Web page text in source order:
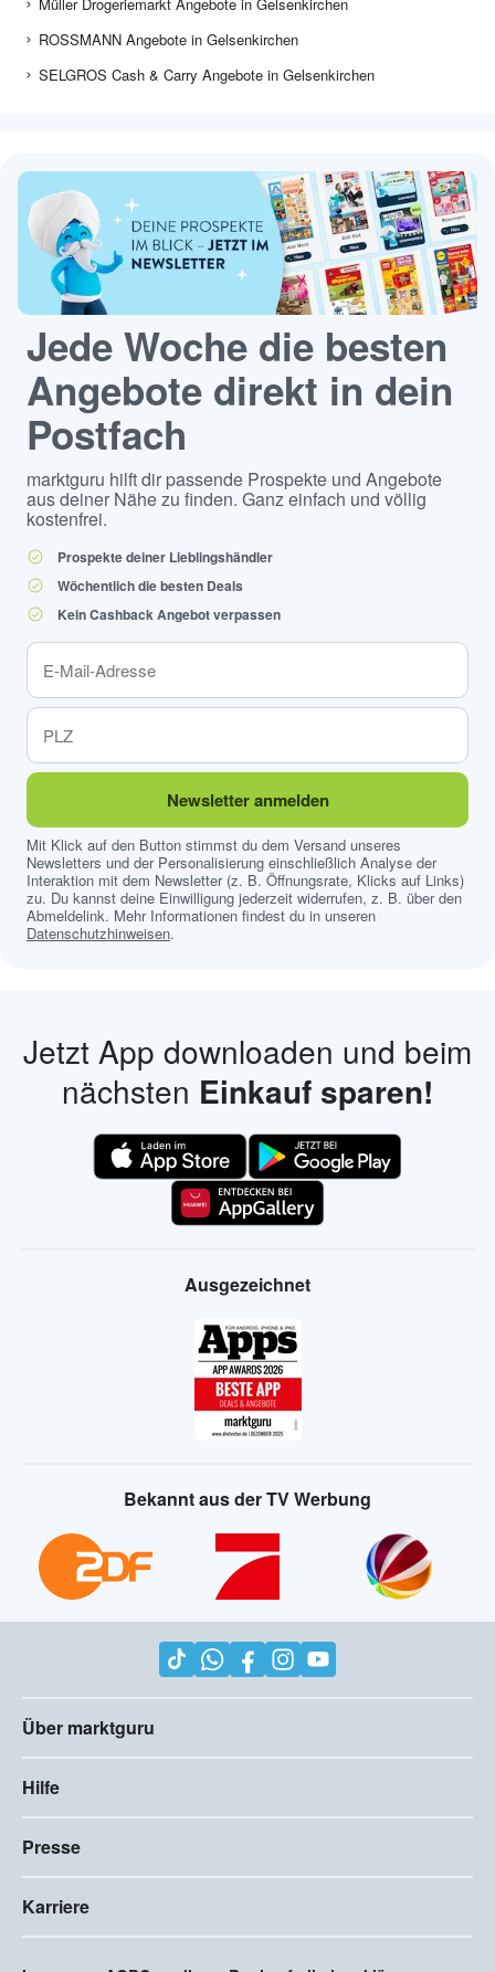
ROSSMANN Angebote in Gelsenkirchen
SELGROS Cash & Carry Angebote in Gelsenkirchen
Jede Woche die besten
Angebote direkt in dein
Postfach
marktguru hilft dir passende Prospekte und Angebote
aus deiner Nähe zu finden. Ganz einfach und völlig
kostenfrei.
Prospekte deiner Lieblingshändler
Wöchentlich die besten Deals
Kein Cashback Angebot verpassen
Newsletter anmelden
Mit Klick auf den Button stimmst du dem Versand unseres
Newsletters und der Personalisierung einschließlich Analyse der
Interaktion mit dem Newsletter (z. B. Öffnungsrate, Klicks auf Links)
zu. Du kannst deine Einwilligung jederzeit widerrufen, z. B. über den
Abmeldelink. Mehr Informationen findest du in unseren
Datenschutzhinweisen.
Jetzt App downloaden und beim
nächsten Einkauf sparen!
Ausgezeichnet
Bekannt aus der TV Werbung
Über marktguru
Hilfe
Presse
Karriere